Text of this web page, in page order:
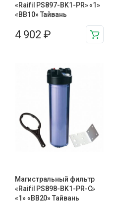
«Raifil PS897-BK1-PR» «1»
«BB10» Тайвань
4 902 ₽
Магистральный фильтр
«Raifil PS898-BK1-PR-C»
«1» «BB20» Тайвань